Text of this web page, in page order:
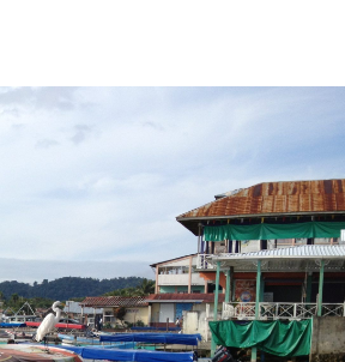
misteriosa avioneta de la playa
JAMAICA
GUINEA ECUATORIAL